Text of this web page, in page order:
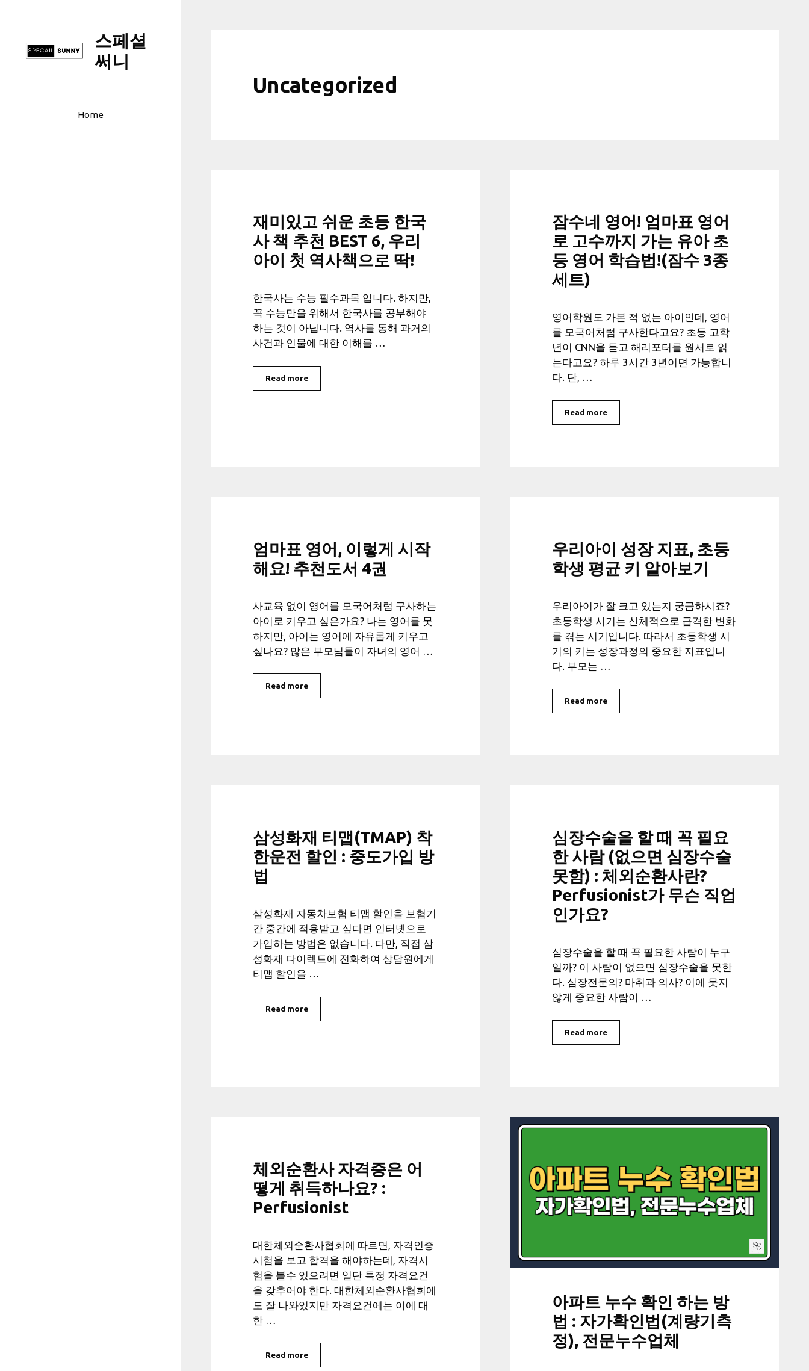
스페셜
써니
Home
Uncategorized
재미있고 쉬운 초등 한국
사 책 추천 BEST 6, 우리
아이 첫 역사책으로 딱!
한국사는 수능 필수과목 입니다. 하지만,
꼭 수능만을 위해서 한국사를 공부해야
하는 것이 아닙니다. 역사를 통해 과거의
사건과 인물에 대한 이해를 …
Read more
잠수네 영어! 엄마표 영어
로 고수까지 가는 유아 초
등 영어 학습법!(잠수 3종
세트)
영어학원도 가본 적 없는 아이인데, 영어
를 모국어처럼 구사한다고요? 초등 고학
년이 CNN을 듣고 해리포터를 원서로 읽
는다고요? 하루 3시간 3년이면 가능합니
다. 단, …
Read more
엄마표 영어, 이렇게 시작
해요! 추천도서 4권
사교육 없이 영어를 모국어처럼 구사하는
아이로 키우고 싶은가요? 나는 영어를 못
하지만, 아이는 영어에 자유롭게 키우고
싶나요? 많은 부모님들이 자녀의 영어 …
Read more
우리아이 성장 지표, 초등
학생 평균 키 알아보기
우리아이가 잘 크고 있는지 궁금하시죠?
초등학생 시기는 신체적으로 급격한 변화
를 겪는 시기입니다. 따라서 초등학생 시
기의 키는 성장과정의 중요한 지표입니
다. 부모는 …
Read more
삼성화재 티맵(TMAP) 착
한운전 할인 : 중도가입 방
법
삼성화재 자동차보험 티맵 할인을 보험기
간 중간에 적용받고 싶다면 인터넷으로
가입하는 방법은 없습니다. 다만, 직접 삼
성화재 다이렉트에 전화하여 상담원에게
티맵 할인을 …
Read more
심장수술을 할 때 꼭 필요
한 사람 (없으면 심장수술
못함) : 체외순환사란?
Perfusionist가 무슨 직업
인가요?
심장수술을 할 때 꼭 필요한 사람이 누구
일까? 이 사람이 없으면 심장수술을 못한
다. 심장전문의? 마취과 의사? 이에 못지
않게 중요한 사람이 …
Read more
체외순환사 자격증은 어
떻게 취득하나요? :
Perfusionist
대한체외순환사협회에 따르면, 자격인증
시험을 보고 합격을 해야하는데, 자격시
험을 볼수 있으려면 일단 특정 자격요건
을 갖추어야 한다. 대한체외순환사협회에
도 잘 나와있지만 자격요건에는 이에 대
한 …
Read more
아파트 누수 확인 하는 방
법 : 자가확인법(계량기측
정), 전문누수업체